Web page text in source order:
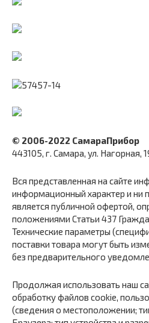
© 2006-2022 СамараПрибор
443105, г. Самара, ул. Нагорная,
Вся представленная на сайте
информационный характер и ни
является публичной офертой,
положениями Статьи 437
Технические параметры
поставки товара могут быть
без предварительного
Продолжая использовать наш
обработку файлов cookie,
(сведения о местоположении;